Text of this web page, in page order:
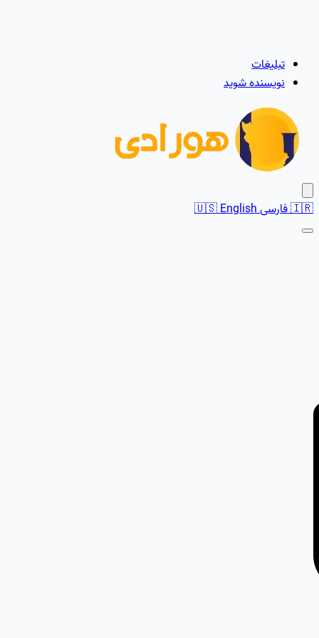
تبلیغات
نویسنده شوید
🇮🇷فارسی 🇺🇸English